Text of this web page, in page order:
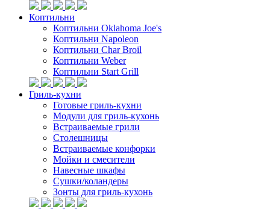
Коптильни
Коптильни Oklahoma Joe's
Коптильни Napoleon
Коптильни Char Broil
Коптильни Weber
Коптильни Start Grill
Гриль-кухни
Готовые гриль-кухни
Модули для гриль-кухонь
Встраиваемые грили
Столешницы
Встраиваемые конфорки
Мойки и смесители
Навесные шкафы
Сушки/коландеры
Зонты для гриль-кухонь